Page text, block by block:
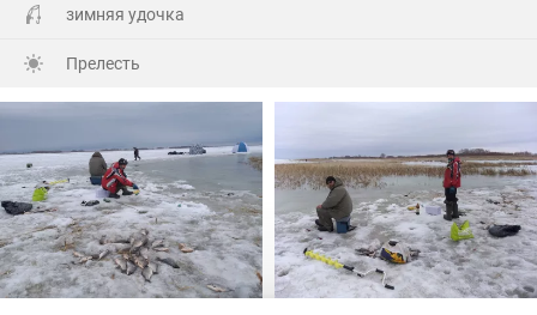
перерывами между поклевками. По ассортименту
наживки и цвету мормышек карась не привередничал,
а брал все что предлагали и опарыш и мотыль, да и от
мормыша на крючке не отказывался.
Рыбы было поймано достаточно для закрытия
зимнего рыболовного сезона. Рыба, жди нас теперь
летом )
зимняя удочка
Прелесть